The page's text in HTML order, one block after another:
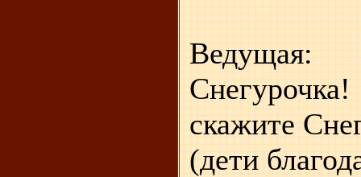
Ведущая:
скажите
(дети